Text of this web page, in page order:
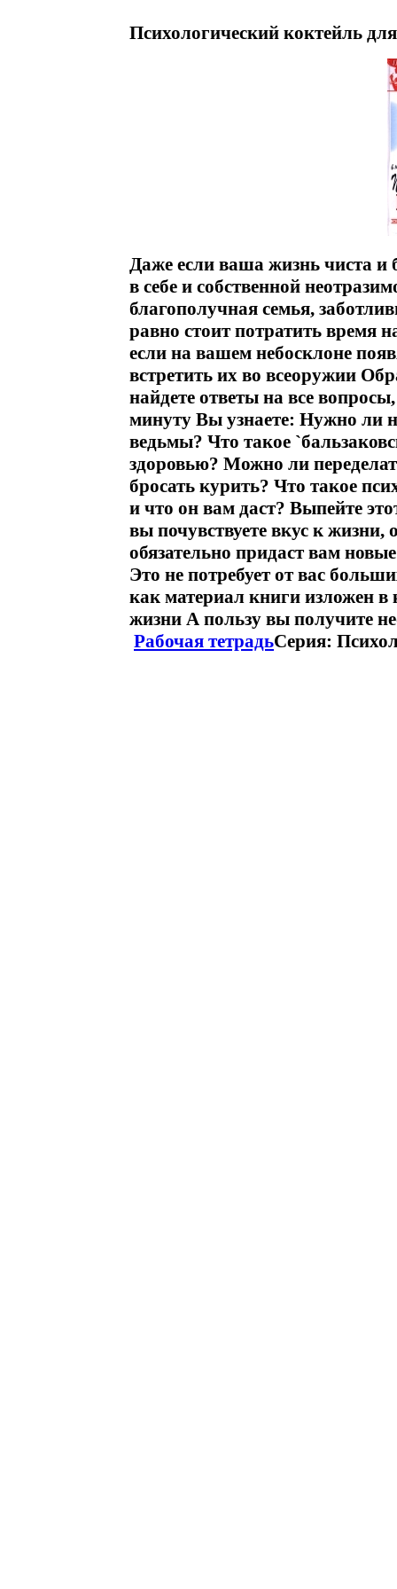
Психологический коктейль
Даже если ваша жизнь чиста и
в себе и собственной
благополучная семья,
равно стоит потратить время
если на вашем небосклоне
встретить их во всеоружии
найдете ответы на все
минуту Вы узнаете: Нужно ли
ведьмы? Что такое
здоровью? Можно ли
бросать курить? Что такое
и что он вам даст? Выпейте
вы почувствуете вкус к жизни,
обязательно придаст вам
Это не потребует от вас
как материал книги изложен
жизни А пользу вы получите
Рабочая тетрадьСерия: